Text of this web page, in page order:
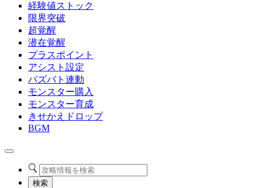
経験値ストック
限界突破
超覚醒
潜在覚醒
プラスポイント
アシスト設定
パズバト連動
モンスター購入
モンスター育成
きせかえドロップ
BGM
検索